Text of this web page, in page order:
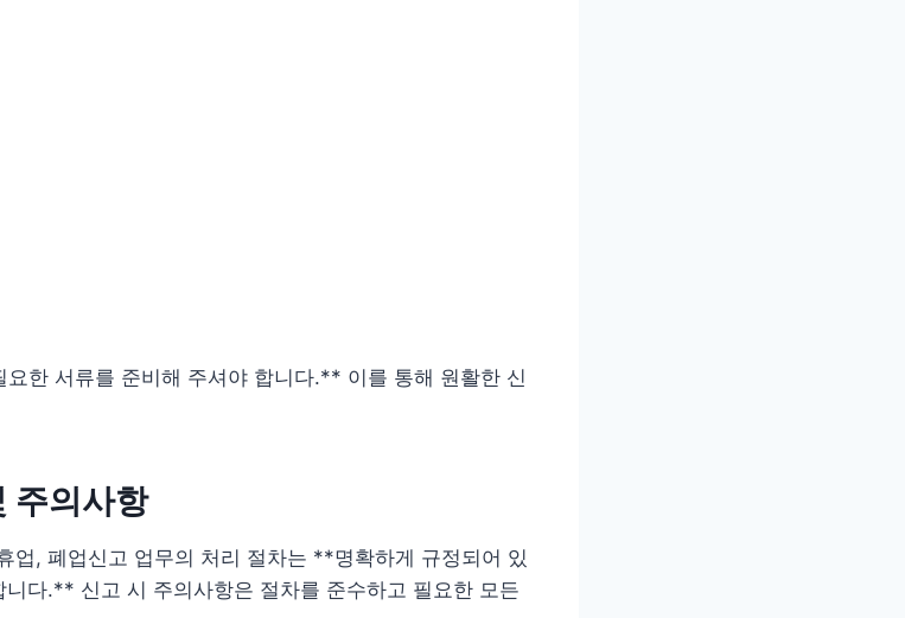
한 서류를 준비해 주셔야 합니다.** 이를 통해 원활한 신
주의사항
업, 폐업신고 업무의 처리 절차는 **명확하게 규정되어 있
다.** 신고 시 주의사항은 절차를 준수하고 필요한 모든